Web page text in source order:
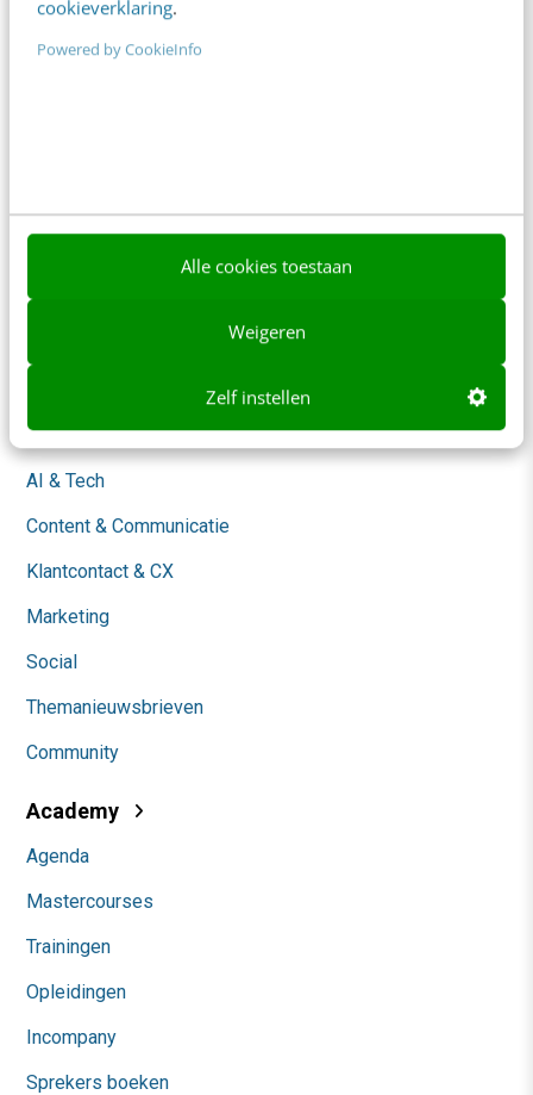
cookieverklaring.
Powered by CookieInfo
Alle cookies toestaan
Weigeren
Zelf instellen
Frankwatching
Over ons
Whitepapers
Blog
AI & Tech
Content & Communicatie
Klantcontact & CX
Marketing
Social
Themanieuwsbrieven
Community
Academy
Agenda
Mastercourses
Trainingen
Opleidingen
Incompany
Sprekers boeken